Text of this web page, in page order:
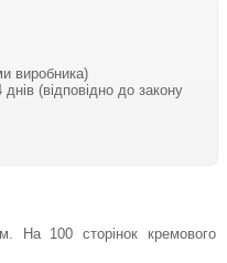
виробника)
(відповідно до закону
На 100 сторінок кремового